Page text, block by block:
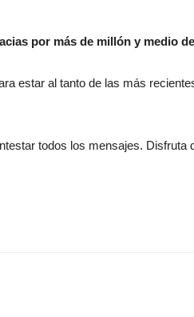
por más de millón y medio
estar al tanto de las más
todos los mensajes. Disfruta